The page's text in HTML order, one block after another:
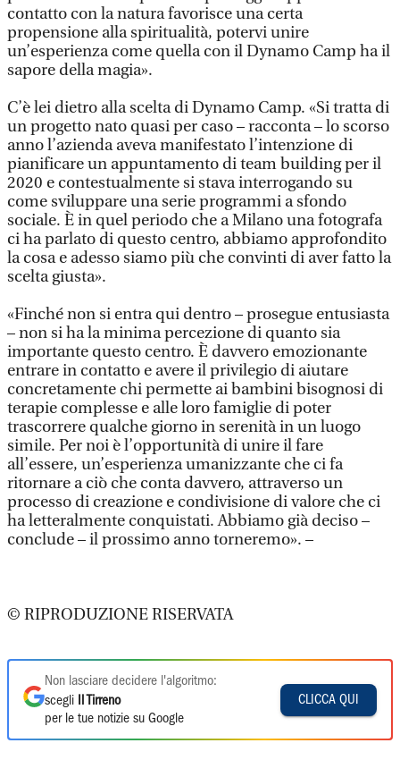
contatto con la natura favorisce una certa
propensione alla spiritualità, potervi unire
un’esperienza come quella con il Dynamo Camp ha il
sapore della magia».
C’è lei dietro alla scelta di Dynamo Camp. «Si tratta di
un progetto nato quasi per caso – racconta – lo scorso
anno l’azienda aveva manifestato l’intenzione di
pianificare un appuntamento di team building per il
2020 e contestualmente si stava interrogando su
come sviluppare una serie programmi a sfondo
sociale. È in quel periodo che a Milano una fotografa
ci ha parlato di questo centro, abbiamo approfondito
la cosa e adesso siamo più che convinti di aver fatto la
scelta giusta».
«Finché non si entra qui dentro – prosegue entusiasta
– non si ha la minima percezione di quanto sia
importante questo centro. È davvero emozionante
entrare in contatto e avere il privilegio di aiutare
concretamente chi permette ai bambini bisognosi di
terapie complesse e alle loro famiglie di poter
trascorrere qualche giorno in serenità in un luogo
simile. Per noi è l’opportunità di unire il fare
all’essere, un’esperienza umanizzante che ci fa
ritornare a ciò che conta davvero, attraverso un
processo di creazione e condivisione di valore che ci
ha letteralmente conquistati. Abbiamo già deciso –
conclude – il prossimo anno torneremo». –
© RIPRODUZIONE RISERVATA
Non lasciare decidere l'algoritmo:
scegli
Il Tirreno
per le tue notizie su Google
CLICCA QUI